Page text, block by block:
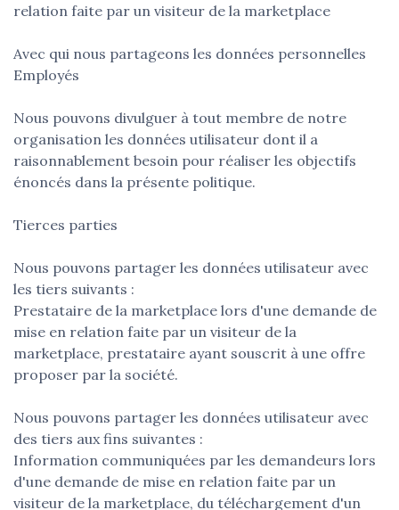
relation faite par un visiteur de la marketplace
Avec qui nous partageons les données personnelles
Employés
Nous pouvons divulguer à tout membre de notre
organisation les données utilisateur dont il a
raisonnablement besoin pour réaliser les objectifs
énoncés dans la présente politique.
Tierces parties
Nous pouvons partager les données utilisateur avec
les tiers suivants :
Prestataire de la marketplace lors d'une demande de
mise en relation faite par un visiteur de la
marketplace, prestataire ayant souscrit à une offre
proposer par la société.
Nous pouvons partager les données utilisateur avec
des tiers aux fins suivantes :
Information communiquées par les demandeurs lors
d'une demande de mise en relation faite par un
visiteur de la marketplace, du téléchargement d'un